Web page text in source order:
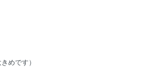
めです）